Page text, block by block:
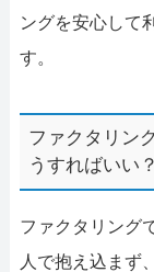
ングを安心して
す。
ファクタリン
うすればいい？
ファクタリング
人で抱え込まず